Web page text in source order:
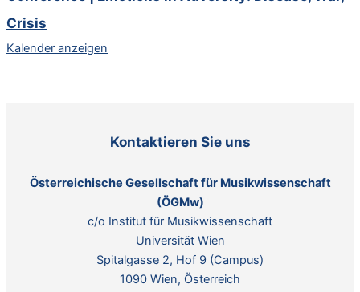
Crisis
Kalender anzeigen
Kontaktieren Sie uns
Österreichische Gesellschaft für Musikwissenschaft
(ÖGMw)
c/o Institut für Musikwissenschaft
Universität Wien
Spitalgasse 2, Hof 9 (Campus)
1090 Wien, Österreich